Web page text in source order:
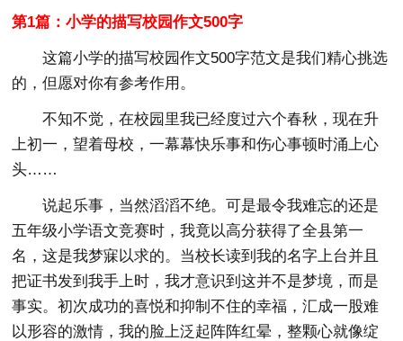
第1篇：小学的描写校园作文500字
这篇小学的描写校园作文500字范文是我们精心挑选
的，但愿对你有参考作用。
不知不觉，在校园里我已经度过六个春秋，现在升
上初一，望着母校，一幕幕快乐事和伤心事顿时涌上心
头……
说起乐事，当然滔滔不绝。可是最令我难忘的还是
五年级小学语文竞赛时，我竟以高分获得了全县第一
名，这是我梦寐以求的。当校长读到我的名字上台并且
把证书发到我手上时，我才意识到这并不是梦境，而是
事实。初次成功的喜悦和抑制不住的幸福，汇成一股难
以形容的激情，我的脸上泛起阵阵红晕，整颗心就像绽